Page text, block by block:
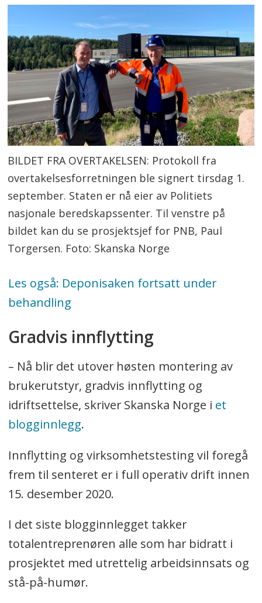
Består av adkomstbygg, hovedbygg,
helikopterbase og treningsbygg
(gymsal, svømmehall, styrkerom,
skytebaner, skytehus, klatretårn,
SIBO-landsby (strid i bebygget
område), hus for hundetrening og
hinderløype.
Ble bygget av totalentreprenør
Skanska Norge AS for Justis- og
beredskapsdepartementet som
byggherre.
Ansvaret for anlegget (eierskapet)
ligger nå hos Oslo politidistrikt.
Politiets Fellestjenester (PFT) skal ha
ansvaret for forvaltning, teknisk drift
PNB skal etter planen være fullt
operativt innen 15. desember 2020.
BILDET FRA OVERTAKELSEN: Protokoll fra
overtakelsesforretningen ble signert tirsdag 1.
september. Staten er nå eier av Politiets
nasjonale beredskapssenter. Til venstre på
bildet kan du se prosjektsjef for PNB, Paul
Torgersen. Foto: Skanska Norge
Les også: Deponisaken fortsatt under
behandling
Gradvis innflytting
– Nå blir det utover høsten montering av
brukerutstyr, gradvis innflytting og
idriftsettelse, skriver Skanska Norge i et
blogginnlegg.
Innflytting og virksomhetstesting vil foregå
frem til senteret er i full operativ drift innen
15. desember 2020.
I det siste blogginnlegget takker
totalentreprenøren alle som har bidratt i
prosjektet med utrettelig arbeidsinnsats og
stå-på-humør.